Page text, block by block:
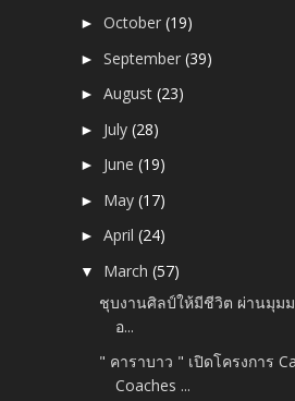
►October(19)
►September(39)
►August(23)
► July(28)
► June(19)
► May(17)
►April(24)
▼ March(57)
ชุบงานศิลป์ให้มีชีวิต ผ่านมุมม
อ...
" คาราบาว " เปิดโครงการ
Coaches ...